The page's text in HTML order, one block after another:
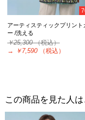
アーティスティックプリント
ー /洗える
￥25,300（税込）
→
￥7,590 （税込）
この商品を見た人